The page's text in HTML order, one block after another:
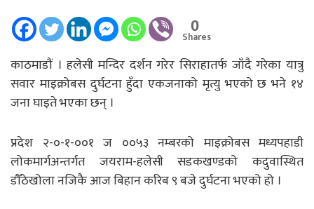
0
Shares
काठमाडाैं । हलेसी मन्दिर दर्शन गरेर सिराहातर्फ जाँदै गरेका यात्रु
सवार माइक्रोबस दुर्घटना हुँदा एकजनाको मृत्यु भएको छ भने १४
जना घाइते भएका छन् ।
प्रदेश २-०-१-००१ ज ००५३ नम्बरको माइक्रोबस मध्यपहाडी
लोकमार्गअन्तर्गत जयराम-हलेसी सडकखण्डको कदुवास्थित
डौँठेखोला नजिकै आज बिहान करिब ९ बजे दुर्घटना भएको हो ।